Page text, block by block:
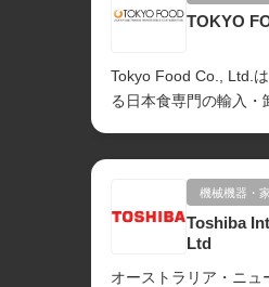
TOKYO
Tokyo Food Co., Ltd.
る日本食専門の輸入・
機械機器・
Toshiba
Ltd
オーストラリア・ニュ